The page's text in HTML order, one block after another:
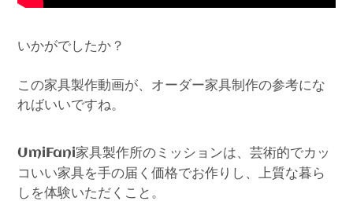
いかがでしたか？
この家具製作動画が、オーダー家具制作の参考にな
ればいいですね。
UmiFani家具製作所のミッションは、芸術的でカッ
コいい家具を手の届く価格でお作りし、上質な暮ら
しを体験いただくこと。